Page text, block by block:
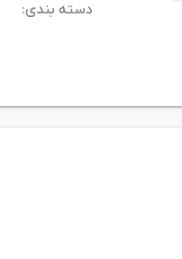
دسته بندی: